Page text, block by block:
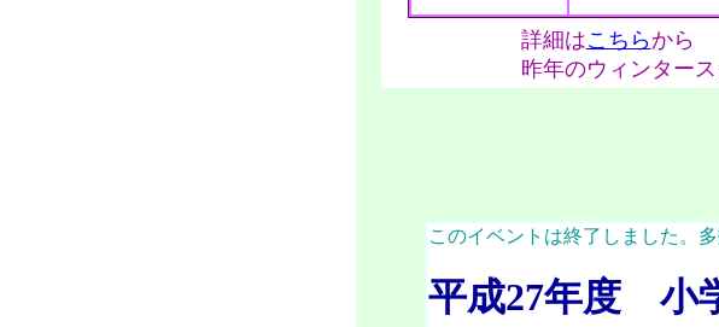
詳細はこちらから
昨年のウィンタースク
このイベントは終了しました。
平成27年度
小